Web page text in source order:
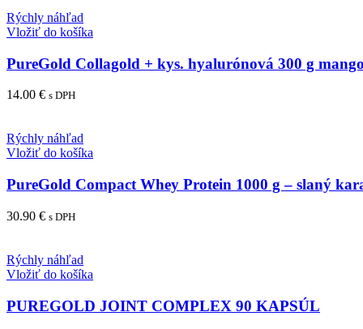
Rýchly náhľad
Vložiť do košíka
PureGold Collagold + kys. hyalurónová 300 g mango
14.00 € s DPH
Rýchly náhľad
Vložiť do košíka
PureGold Compact Whey Protein 1000 g – slaný
30.90 € s DPH
Rýchly náhľad
Vložiť do košíka
PUREGOLD JOINT COMPLEX 90 KAPSÚL